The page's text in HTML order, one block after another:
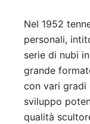
Nel 1952
personali,
serie di nubi
grande
con vari gradi
sviluppo
qualità